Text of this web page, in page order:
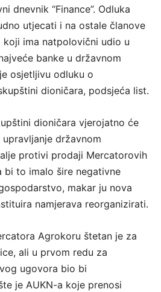
dnevnik “Finance”. Odluka
utjecati i na ostale članove
ima natpolovični udio u
banke u državnom
osjetljivu odluku o
dioničara, podsjeća list.
dioničara vjerojatno će
državnom
protivi prodaji Mercatorovih
bi to imalo šire negativne
makar ju nova
namjerava reorganizirati.
Agrokoru štetan je za
ali u prvom redu za
ugovora bio bi
je AUKN-a koje prenosi